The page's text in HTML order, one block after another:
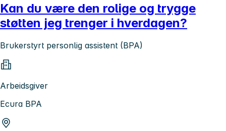
Kan du være den rolige og trygge
støtten jeg trenger i hverdagen?
Brukerstyrt personlig assistent (BPA)
Arbeidsgiver
Ecura BPA